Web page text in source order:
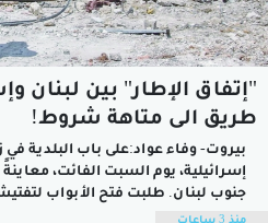
"إتفاق الإطار" بين لبنان
طريق الى متاهة شروط!
بيروت- وفاء عواد:على باب البلدية
إسرائيلية، يوم السبت الفائت،
جنوب لبنان. طلبت فتح الأبواب
البلدة وراقبت المكان من البعيد.